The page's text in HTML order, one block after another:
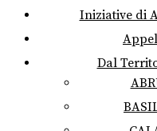
Iniziative di
Dal